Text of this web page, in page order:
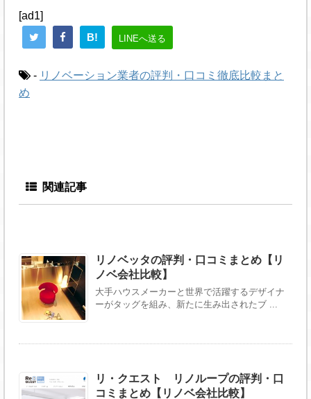
[ad1]
B!
LINEへ送る
- リノベーション業者の評判・口コミ徹底比較まと
め
関連記事
リノベッタの評判・口コミまとめ【リ
ノベ会社比較】
大手ハウスメーカーと世界で活躍するデザイナ
ーがタッグを組み、新たに生み出されたブ ...
リ・クエスト リノループの評判・口
コミまとめ【リノベ会社比較】